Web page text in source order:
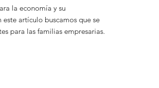
la economía y su
artículo buscamos que se
para las familias empresarias.